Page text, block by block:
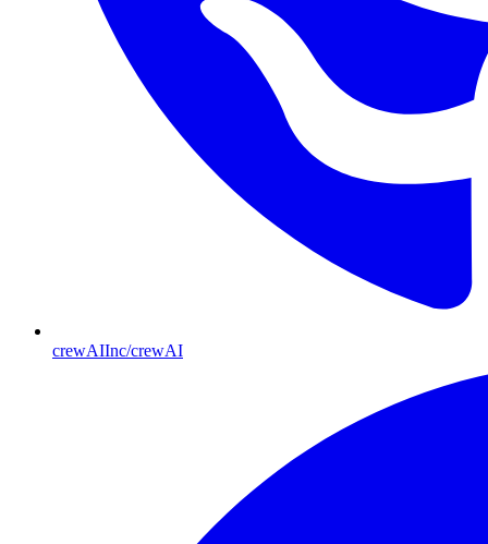
crewAIInc/crewAI